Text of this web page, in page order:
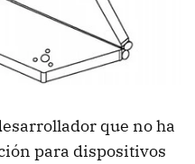
que no ha
para dispositivos